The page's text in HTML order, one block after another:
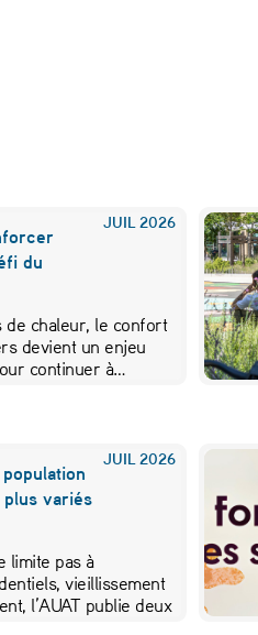
JUIL 2026
du
de chaleur, le confort
devient un enjeu
continuer à…
JUIL 2026
variés
limite pas à
vieillissement
l’AUAT publie deux